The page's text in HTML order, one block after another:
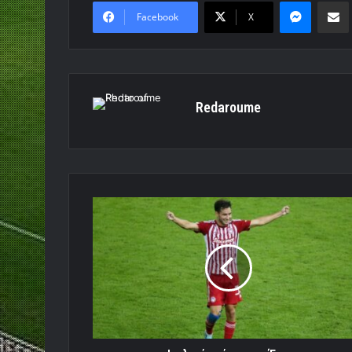
Facebook X
Redaroume
Ιταλικά
«μάτια»
σε
Έσε